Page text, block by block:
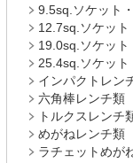
9.5sq.ソケット
12.7sq.ソケッ
19.0sq.ソケッ
25.4sq.ソケッ
インパクトレン
六角棒レンチ類
トルクスレンチ
めがねレンチ類
ラチェットめが